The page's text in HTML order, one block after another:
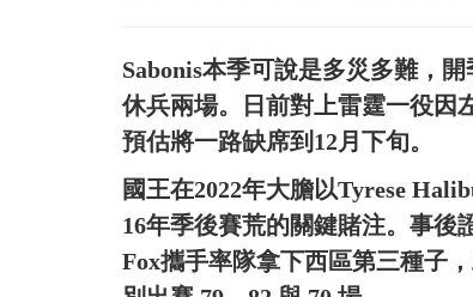
Sabonis本季可說是多災多難，
休兵兩場。日前對上雷霆一役因
預估將一路缺席到12月下旬。
國王在2022年大膽以Tyrese
16年季後賽荒的關鍵賭注。事後
Fox攜手率隊拿下西區第三種子